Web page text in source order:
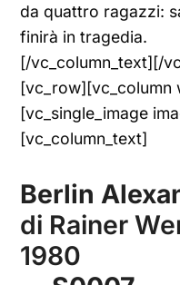
da quattro ragazzi:
finirà in tragedia.
[/vc_column_text][/
[vc_row][vc_column
[vc_single_image
[vc_column_text]
Berlin
di Rainer
1980